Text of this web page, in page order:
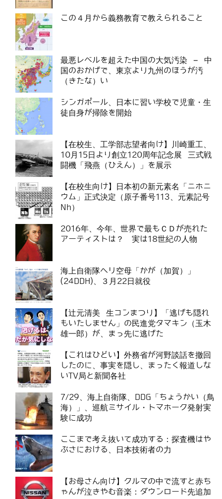
この４月から義務教育で教えられること
最悪レベルを超えた中国の大気汚染 – 中
国のおかげで、東京より九州のほうが汚
（きたな）い
シンガポール、日本に習い学校で児童・生
徒自身が掃除を開始
【在校生、工学部志望者向け】川崎重工、
10月15日より創立120周年記念展 三式戦
闘機「飛燕（ひえん）」を展示
【在校生向け】日本初の新元素名「ニホニ
ウム」正式決定（原子番号113、元素記号
Nh）
2016年、今年、世界で最もＣＤが売れた
アーティストは？ 実は18世紀の人物
海上自衛隊ヘリ空母「かが（加賀）」
(24DDH)、３月22日就役
【辻元清美 生コンまつり】「逃げも隠れ
もいたしません」の民進党タマキン（玉木
雄一郎）が、まっ先に逃げた
【これはひどい】外務省が河野談話を撤回
したのに、事実を隠し、まったく報道しな
いTV局と新聞各社
7/29、海上自衛隊、DDG「ちょうかい（鳥
海）」、巡航ミサイル・トマホーク発射実
験に成功
ここまで考え抜いて成功する：探査機はや
ぶさにおける、日本技術者の力
【お母さん向け】クルマの中で流すと赤ち
ゃんが泣きやむ音楽：ダウンロード先追加